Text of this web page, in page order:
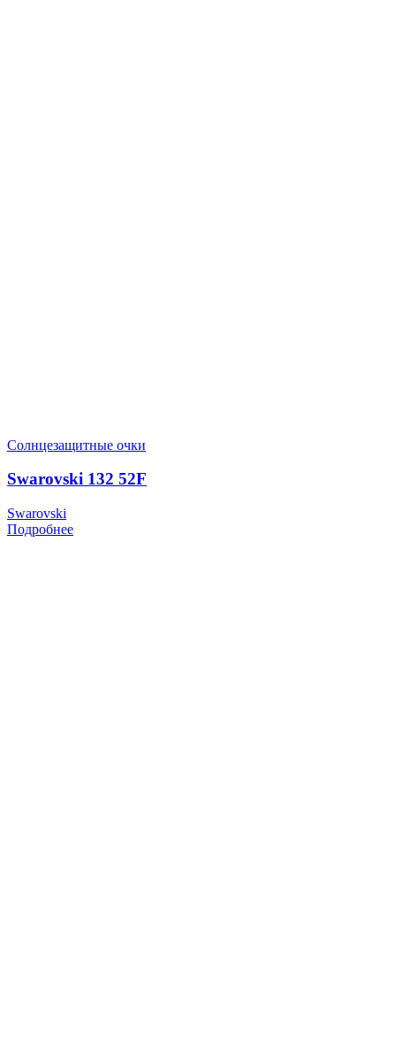
Солнцезащитные очки
Swarovski 132 52F
Swarovski
Подробнее